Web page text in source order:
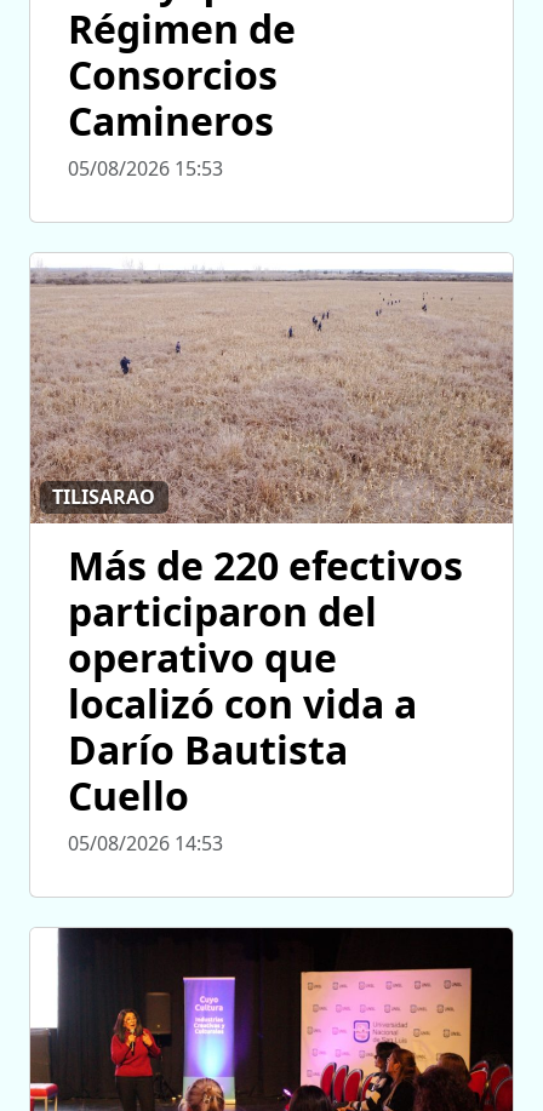
Régimen de
Consorcios
Camineros
05/08/2026 15:53
TILISARAO
Más de 220 efectivos
participaron del
operativo que
localizó con vida a
Darío Bautista
Cuello
05/08/2026 14:53